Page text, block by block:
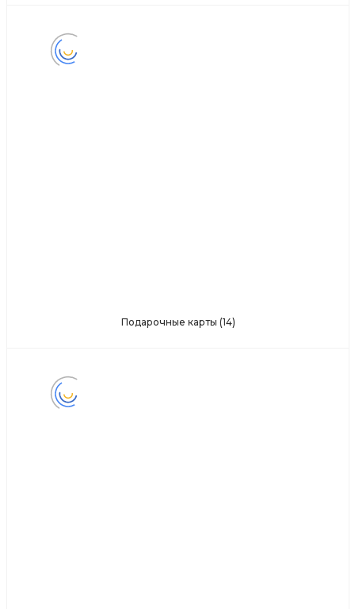
Подарочные карты (14)